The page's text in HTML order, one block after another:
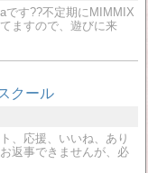
です??不定期にMIMMIX
ますので、遊びに来
クール
、応援、いいね、あり
返事できませんが、必